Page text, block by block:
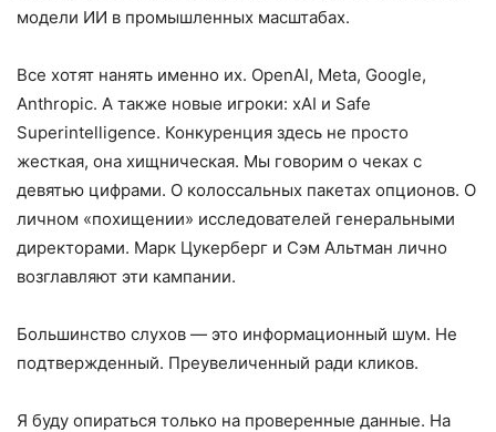
модели ИИ в промышленных масштабах.
Все хотят нанять именно их. OpenAI, Meta, Google,
Anthropic. А также новые игроки: xAI и Safe
Superintelligence. Конкуренция здесь не просто
жесткая, она хищническая. Мы говорим о чеках с
девятью цифрами. О колоссальных пакетах опционов. О
личном «похищении» исследователей генеральными
директорами. Марк Цукерберг и Сэм Альтман лично
возглавляют эти кампании.
Большинство слухов — это информационный шум. Не
подтвержденный. Преувеличенный ради кликов.
Я буду опираться только на проверенные данные. На